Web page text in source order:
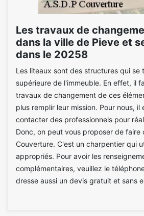
Les travaux de
dans la ville de Pieve et
dans le 20258
Les liteaux sont des structures qui se
supérieure de l'immeuble. En effet, il
travaux de changement de ces
plus remplir leur mission. Pour nous, il
contacter des professionnels pour
Donc, on peut vous proposer de faire
Couverture. C'est un charpentier qui
appropriés. Pour avoir les
complémentaires, veuillez le
dresse aussi un devis gratuit et sans